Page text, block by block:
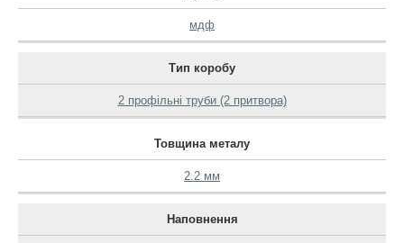
мдф
Тип коробу
2 профільні труби (2 притвора)
Товщина металу
2.2 мм
Наповнення